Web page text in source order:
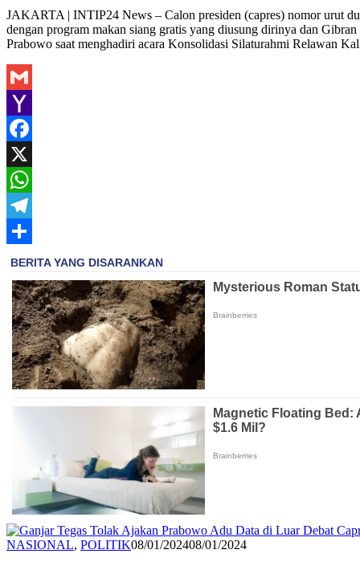
Share
JAKARTA | INTIP24 News – Calon presiden (capres) nomor urut
dengan program makan siang gratis yang diusung dirinya dan
Prabowo saat menghadiri acara Konsolidasi Silaturahmi Relawan
Gmail
Yahoo
Mail
Facebook
X
WhatsApp
Telegram
Share
NASIONAL, POLITIKRedaksi
08/01/202408/01/2024